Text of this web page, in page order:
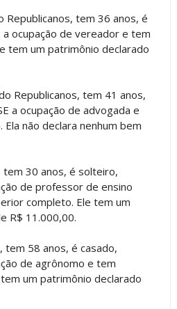
Republicanos, tem 36 anos, é
a ocupação de vereador e tem
tem um patrimônio declarado
Republicanos, tem 41 anos,
a ocupação de advogada e
não declara nenhum bem
tem 30 anos, é solteiro,
de professor de ensino
completo. Ele tem um
R$ 11.000,00.
tem 58 anos, é casado,
de agrônomo e tem
um patrimônio declarado